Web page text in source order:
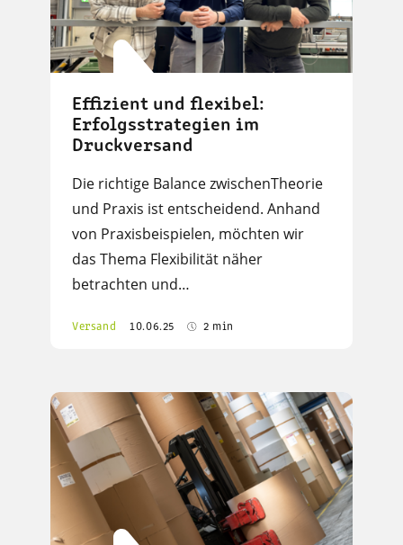
Effizient und flexibel:
Erfolgsstrategien im
Druckversand
Die richtige Balance zwischenTheorie
und Praxis ist entscheidend. Anhand
von Praxisbeispielen, möchten wir
das Thema Flexibilität näher
betrachten und…
Versand 10.06.25 2 min